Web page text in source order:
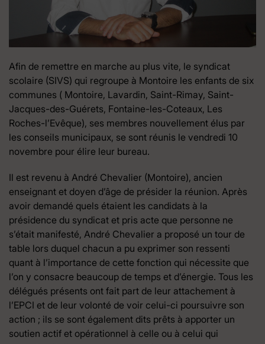
Afin de remettre en marche au plus vite, le syndicat
scolaire (SIVS) qui regroupe à Montoire les enfants de six
communes ( Montoire, Lavardin, Saint-Rimay, Saint-
Jacques-des-Guérets, Fontaine-les-Coteaux, Les
Roches-l’Evêque), ses membres nouvellement élus par
les conseils municipaux, se sont réunis le vendredi 10
novembre pour élire leur bureau.
Il est revenu à André Chevalier (Montoire), ancien
enseignant et doyen d’âge de présider la réunion. Après
avoir demandé quels étaient les candidats à la
présidence du syndicat et pris acte que personne ne
s’était manifesté, André Chevalier a proposé un tour de
table lors duquel chacun a pu exprimer son ressenti
quant à l’importance de cette fonction qui nécessite que
l’on y consacre beaucoup de temps et d’énergie. Tous les
délégués présents ont fait part de leur attachement à
l’EPCI et de leur volonté de voir celui-ci poursuivre son
action ; ils se sont également dits prêts à apporter un
soutien actif et opérationnel à celle ou à celui qui